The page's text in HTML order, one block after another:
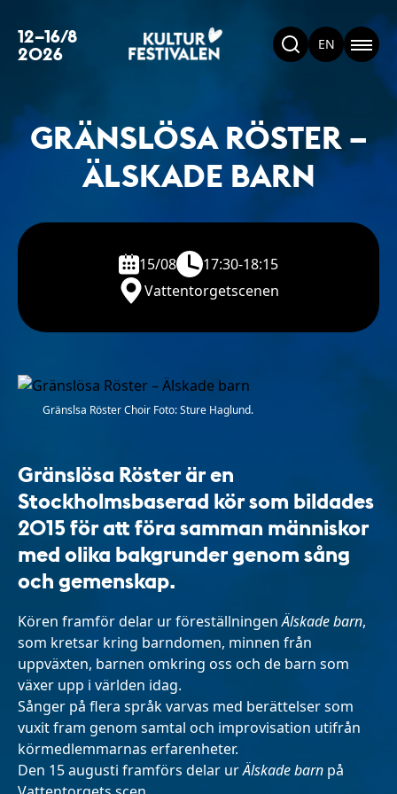
12–16/8
2026 EN
GRÄNSLÖSA RÖSTER –
ÄLSKADE BARN
15/08
17:30-18:15
Vattentorgetscenen
Gränslsa Röster Choir Foto: Sture Haglund.
Gränslösa Röster är en
Stockholmsbaserad kör som bildades
2015 för att föra samman människor
med olika bakgrunder genom sång
och gemenskap.
Kören framför delar ur föreställningenÄlskade barn,
som kretsar kring barndomen, minnen från
uppväxten, barnen omkring oss och de barn som
växer upp i världen idag.
Sånger på flera språk varvas med berättelser som
vuxit fram genom samtal och improvisation utifrån
körmedlemmarnas erfarenheter.
Den 15 augusti framförs delar urÄlskade barn på